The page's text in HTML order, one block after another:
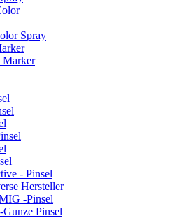
Spray
- Pinsel
Hersteller
-Pinsel
Pinsel